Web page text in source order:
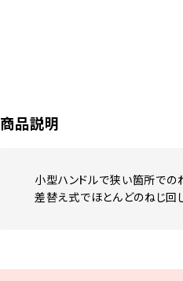
商品説明
小型ハンドルで狭い箇所での
差替え式でほとんどのねじ回